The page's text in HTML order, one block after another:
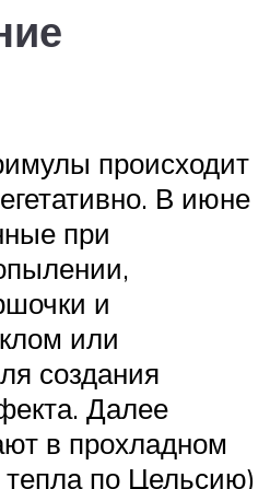
происходит
В июне
при
и
или
создания
Далее
в прохладном
тепла по Цельсию)